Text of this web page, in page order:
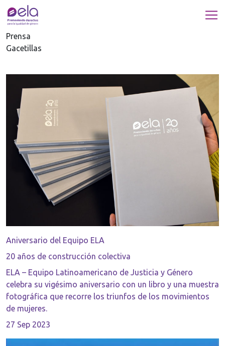
Prensa
Gacetillas
Aniversario del Equipo ELA
20 años de construcción colectiva
ELA – Equipo Latinoamericano de Justicia y Género
celebra su vigésimo aniversario con un libro y una muestra
fotográfica que recorre los triunfos de los movimientos
de mujeres.
27 Sep 2023